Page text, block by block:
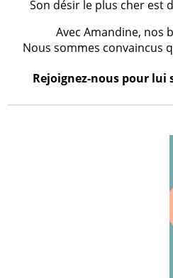
Son désir le plus cher est
Avec Amandine, nos
Nous sommes convaincus
Rejoignez-nous pour lui